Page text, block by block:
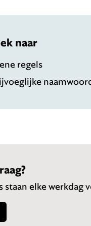
naar
regels
staan elke werkdag